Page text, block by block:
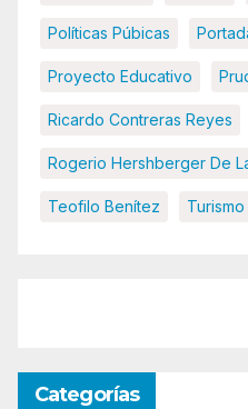
Políticas Púbicas
Proyecto Educativo
Ricardo Contreras Reyes
Rogerio Hershberger De
Teofilo Benítez Turismo
Categorías